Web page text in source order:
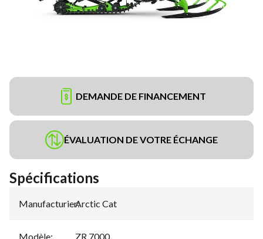
DEMANDE DE FINANCEMENT
ÉVALUATION DE VOTRE ÉCHANGE
Spécifications
Manufacturier:
Arctic Cat
Modèle: ZR 7000